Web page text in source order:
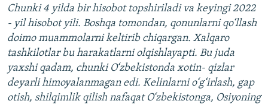
Chunki 4 yilda bir hisobot topshiriladi va keyingi 2022
- yil hisobot yili. Boshqa tomondan, qonunlarni qo‘llash
doimo muammolarni keltirib chiqargan. Xalqaro
tashkilotlar bu harakatlarni olqishlayapti. Bu juda
yaxshi qadam, chunki O‘zbekistonda xotin- qizlar
deyarli himoyalanmagan edi. Kelinlarni o‘g‘irlash, gap
otish, shilqimlik qilish nafaqat O‘zbekistonga, Osiyoning